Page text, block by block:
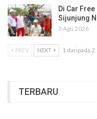
Di Car
Sijunjung
3 Agu 2026
PREV NEXT 1 daripada 2
TERBARU